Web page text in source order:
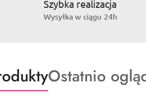
Szybka realizacja
Wysyłka w ciągu 24h
Produkty
Ostatnio